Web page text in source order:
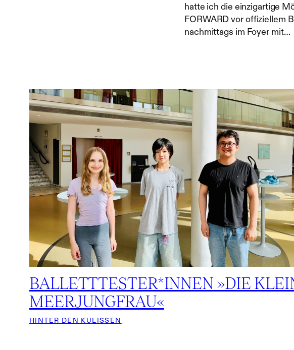
hatte ich die einzigartige
FORWARD vor offiziellem
nachmittags im Foyer mit…
BALLETTTESTER*INNEN »DIE
MEERJUNGFRAU«
HINTER DEN KULISSEN